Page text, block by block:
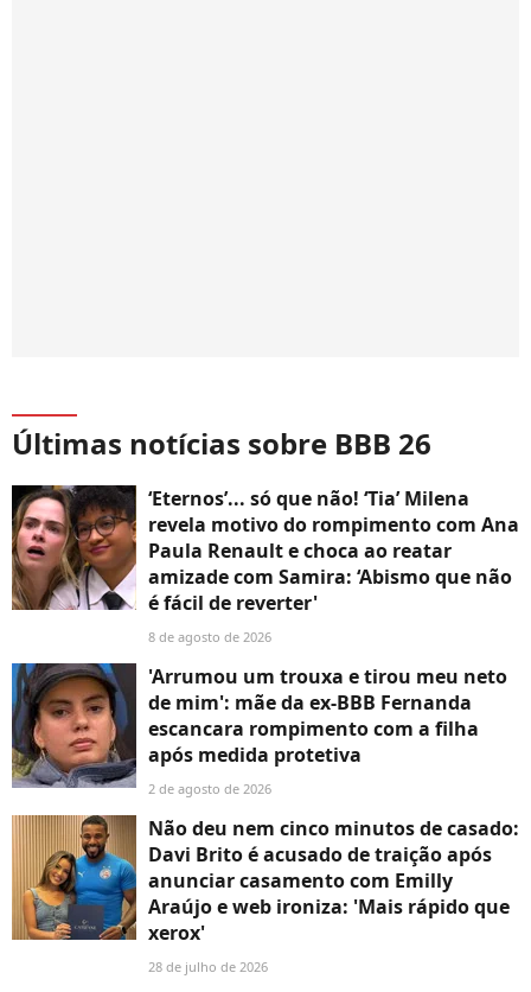
Últimas notícias sobre BBB 26
‘Eternos’... só que não! ‘Tia’ Milena
revela motivo do rompimento com Ana
Paula Renault e choca ao reatar
amizade com Samira: ‘Abismo que não
é fácil de reverter'
8 de agosto de 2026
'Arrumou um trouxa e tirou meu neto
de mim': mãe da ex-BBB Fernanda
escancara rompimento com a filha
após medida protetiva
2 de agosto de 2026
Não deu nem cinco minutos de casado:
Davi Brito é acusado de traição após
anunciar casamento com Emilly
Araújo e web ironiza: 'Mais rápido que
xerox'
28 de julho de 2026